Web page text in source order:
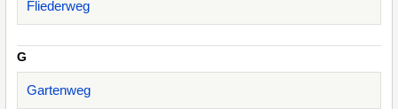
Fliederweg
G
Gartenweg